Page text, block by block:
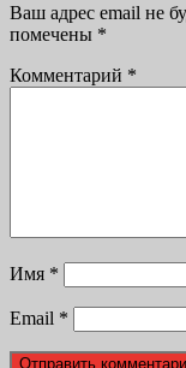
Ваш адрес email не
помечены *
Комментарий *
Имя *
Email *